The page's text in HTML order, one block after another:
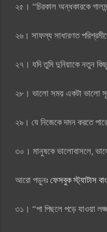
২৫। “চিরকাল অন্ধকারকে
২৬। সাফল্য সাধারণত
২৭। যদি তুমি দুনিয়াকে নতুন
২৮। ভালো সময় একটা ভালো
২৯। যে নিজেকে দমন করতে
৩০। মানুষকে ভালোবাসলে,
আরো পড়ুনঃফেসবুক স্ট্যাটাস
৩১। “পা পিছলে পড়ে যাওয়া